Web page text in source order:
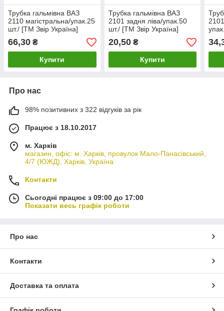
Трубка гальмівна ВАЗ
2110 магістральна/упак.25
шт./ [ТМ Звір Україна]
66,30 ₴
Купити
Трубка гальмівна ВАЗ
2101 задня ліва/упак.50
шт./ [ТМ Звір Україна]
20,50₴
Купити
Про нас
98% позитивних з 322 відгуків за рік
Працює з 18.10.2017
м. Харків
магазин, офіс: м. Харків, провулок Мало-Панасівський,
4/7 (ЮЖД), Харків, Україна
Контакти
Сьогодні працює з 09:00 до 17:00
Показати весь графік роботи
Про нас
Контакти
Доставка та оплата